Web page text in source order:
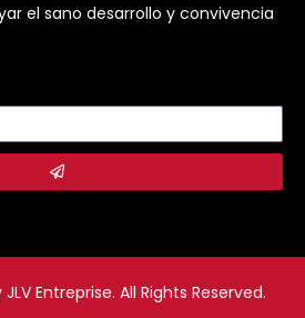
el sano desarrollo y convivencia
Submit
Entreprise. All Rights Reserved.